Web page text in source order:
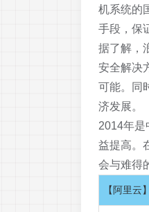
机系统的
手段，保
据了解，
安全解决
可能。同
济发展。
2014年是
益提高。
会与难得
【阿里云